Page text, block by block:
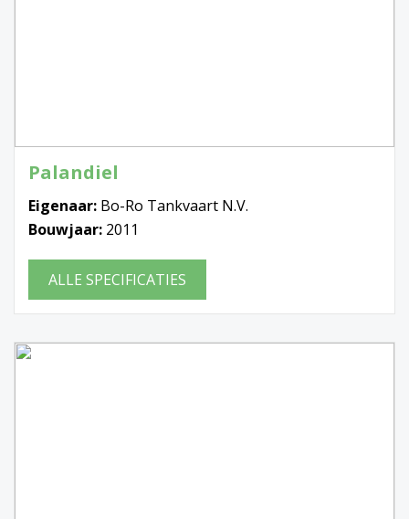
Palandiel
Eigenaar: Bo-Ro Tankvaart N.V.
Bouwjaar: 2011
ALLE SPECIFICATIES